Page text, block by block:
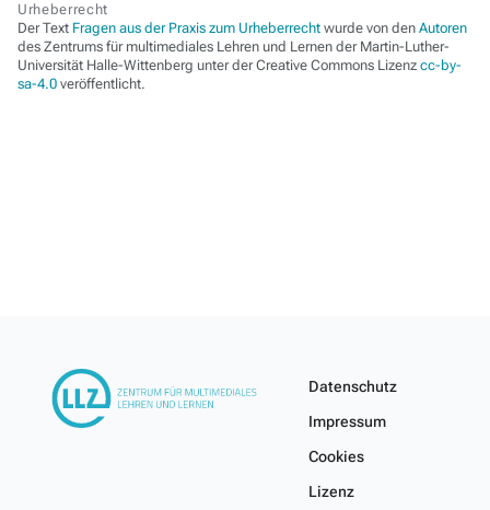
Urheberrecht
Der Text Fragen aus der Praxis zum Urheberrecht wurde von den Autoren
des Zentrums für multimediales Lehren und Lernen der Martin-Luther-
Universität Halle-Wittenberg unter der Creative Commons Lizenz cc-by-
sa-4.0 veröffentlicht.
Datenschutz
Impressum
Cookies
Lizenz